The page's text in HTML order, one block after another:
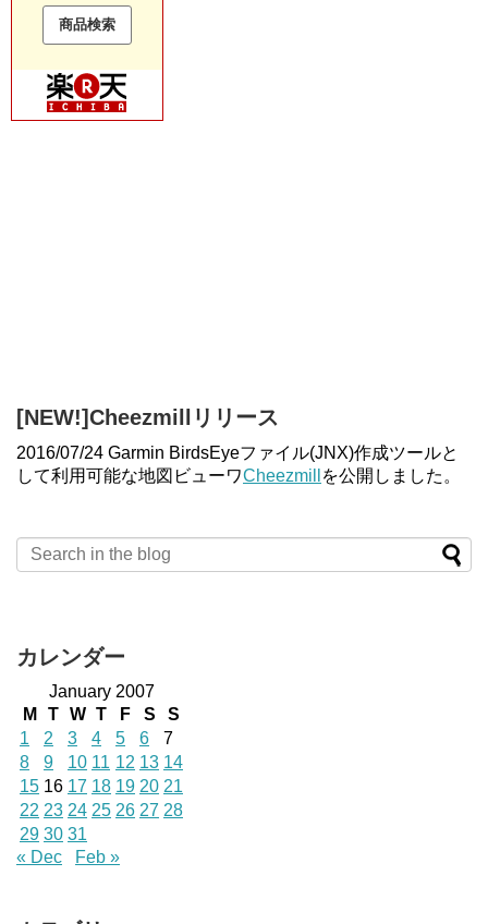
[NEW!]Cheezmillリリース
2016/07/24 Garmin BirdsEyeファイル(JNX)作成ツールと
して利用可能な地図ビューワCheezmill を公開しました。
カレンダー
January 2007
M
T W T F S
S
1
2 3 4 5 6
7
8
9 10 11 12 13 14
15 16 17 18 19 20 21
22 23 24 25 26 27 28
29 30 31
« Dec
Feb »